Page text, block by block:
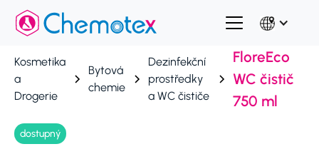
Kosmetika
a
Drogerie
Bytová
chemie
Dezinfekční
prostředky
a WC čističe
FloreEco
WC čistič
750 ml
dostupný